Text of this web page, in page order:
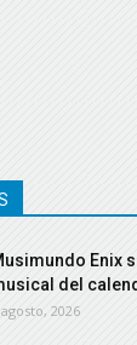
Enix
del
2026